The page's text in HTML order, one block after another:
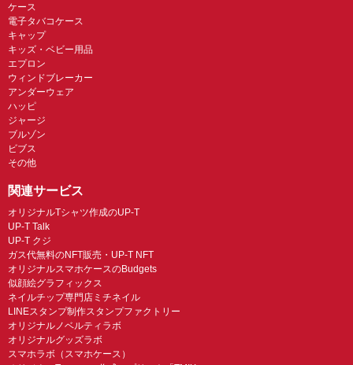
ケース
電子タバコケース
キャップ
キッズ・ベビー用品
エプロン
ウィンドブレーカー
アンダーウェア
ハッピ
ジャージ
ブルゾン
ビブス
その他
関連サービス
オリジナルTシャツ作成のUP-T
UP-T Talk
UP-T クジ
ガス代無料のNFT販売・UP-T NFT
オリジナルスマホケースのBudgets
似顔絵グラフィックス
ネイルチップ専門店ミチネイル
LINEスタンプ制作スタンプファクトリー
オリジナルノベルティラボ
オリジナルグッズラボ
スマホラボ（スマホケース）